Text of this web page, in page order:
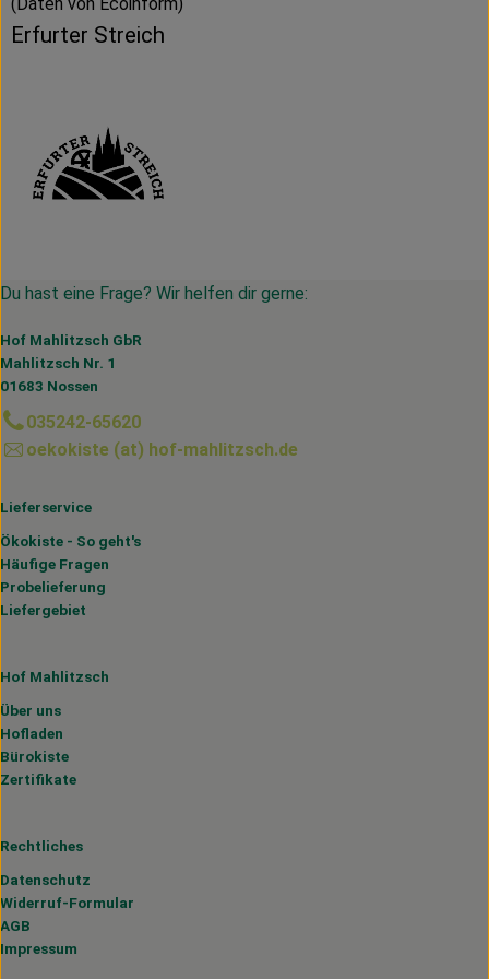
Erfurter Streich
Du hast eine Frage? Wir helfen dir gerne:
Hof Mahlitzsch GbR
Mahlitzsch Nr. 1
01683 Nossen
035242-65620
oekokiste (at) hof-mahlitzsch.de
Lieferservice
Ökokiste - So geht's
Häufige Fragen
Probelieferung
Liefergebiet
Hof Mahlitzsch
Über uns
Hofladen
Bürokiste
Zertifikate
Rechtliches
Datenschutz
Widerruf-Formular
AGB
Impressum